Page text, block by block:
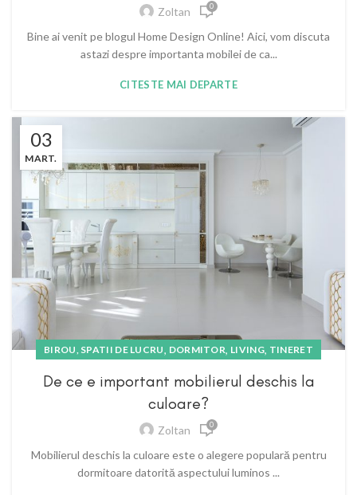
Zoltan 0
Bine ai venit pe blogul Home Design Online! Aici, vom discuta
astazi despre importanta mobilei de ca...
CITESTE MAI DEPARTE
03
MART.
BIROU, SPATII DE LUCRU, DORMITOR, LIVING, TINERET
De ce e important mobilierul deschis la
culoare?
Zoltan 0
Mobilierul deschis la culoare este o alegere populară pentru
dormitoare datorită aspectului luminos ...